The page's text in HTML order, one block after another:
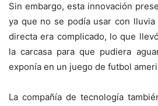
Sin embargo, esta innovación
ya que no se podía usar con
directa era complicado, lo que
la carcasa para que pudiera
exponía en un juego de futbol
La compañía de tecnología